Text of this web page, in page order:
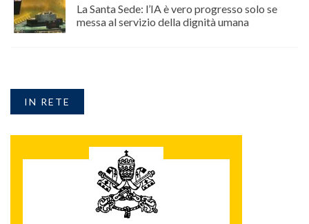
La Santa Sede: l’IA è vero progresso solo se
messa al servizio della dignità umana
IN RETE